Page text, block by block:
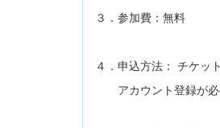
３．参加費：無料
４．申込方法： チケッ
アカウント登録が必